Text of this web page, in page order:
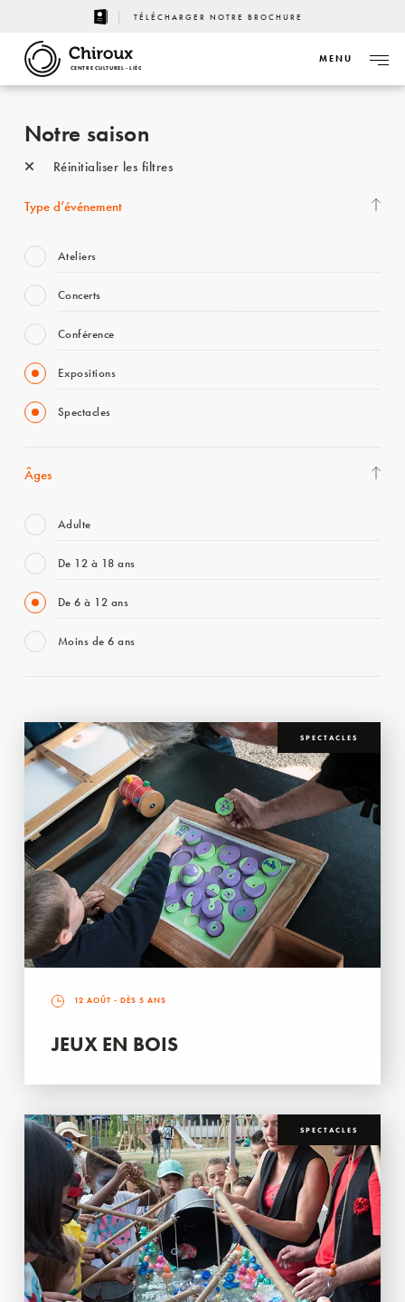
TÉLÉCHARGER NOTRE BROCHURE
CENTRE CULTUREL - LIÈGE
MENU
Notre saison
Réinitialiser les filtres
Type d’événement
Ateliers
Concerts
Conférence
Expositions
Spectacles
Âges
Adulte
De 12 à 18 ans
De 6 à 12 ans
Moins de 6 ans
SPECTACLES
12 AOÛT - DÈS 5 ANS
JEUX EN BOIS
SPECTACLES